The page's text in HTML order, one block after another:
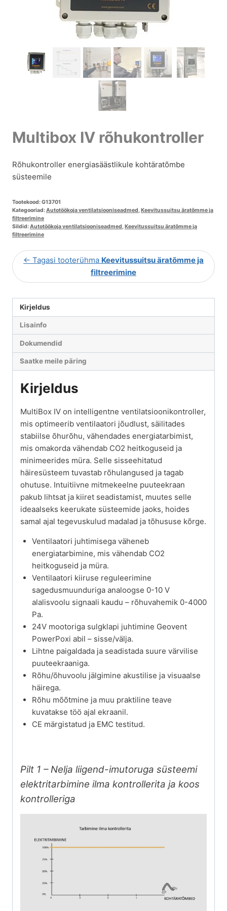
Multibox IV rõhukontroller
Rõhukontroller energiasäästlikule kohtäratõmbe
süsteemile
Tootekood:G13701
Kategooriad:Autotöökoja ventilatsiooniseadmed Keevitussuitsu äratõmme ja
filtreerimine
Sildid:Autotöökoja ventilatsiooniseadmed Keevitussuitsu äratõmme ja
filtreerimine
← Tagasi tooterühma Keevitussuitsu äratõmme ja
filtreerimine
Kirjeldus
Lisainfo
Dokumendid
Saatke meile päring
Kirjeldus
MultiBox IV on intelligentne ventilatsioonikontroller,
mis optimeerib ventilaatori jõudlust, säilitades
stabiilse õhurõhu, vähendades energiatarbimist,
mis omakorda vähendab CO2 heitkoguseid ja
minimeerides müra. Selle sisseehitatud
häiresüsteem tuvastab rõhulangused ja tagab
ohutuse. Intuitiivne mitmekeelne puuteekraan
pakub lihtsat ja kiiret seadistamist, muutes selle
ideaalseks keerukate süsteemide jaoks, hoides
samal ajal tegevuskulud madalad ja tõhususe kõrge.
Ventilaatori juhtimisega väheneb
energiatarbimine, mis vähendab CO2
heitkoguseid ja müra.
Ventilaatori kiiruse reguleerimine
sagedusmuunduriga analoogse 0-10 V
alalisvoolu signaali kaudu – rõhuvahemik 0-4000
Pa.
24V mootoriga sulgklapi juhtimine Geovent
PowerPoxi abil – sisse/välja.
Lihtne paigaldada ja seadistada suure värvilise
puuteekraaniga.
Rõhu/õhuvoolu jälgimine akustilise ja visuaalse
häirega.
Rõhu mõõtmine ja muu praktiline teave
kuvatakse töö ajal ekraanil.
CE märgistatud ja EMC testitud.
Pilt 1 – Nelja liigend-imutoruga süsteemi
elektritarbimine ilma kontrollerita ja koos
kontrolleriga